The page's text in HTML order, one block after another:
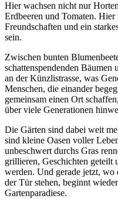
Hier wachsen nicht nur
Erdbeeren und Tomaten.
Freundschaften und ein
sein.
Zwischen bunten
schattenspendenden Bäumen
an der Künzlistrasse, was
Menschen, die einander
gemeinsam einen Ort
über viele Generationen
Die Gärten sind dabei weit
sind kleine Oasen voller
unbeschwert durchs Gras
grillieren, Geschichten geteilt
werden. Und gerade jetzt, wo
der Tür stehen, beginnt
Gartenparadiese.